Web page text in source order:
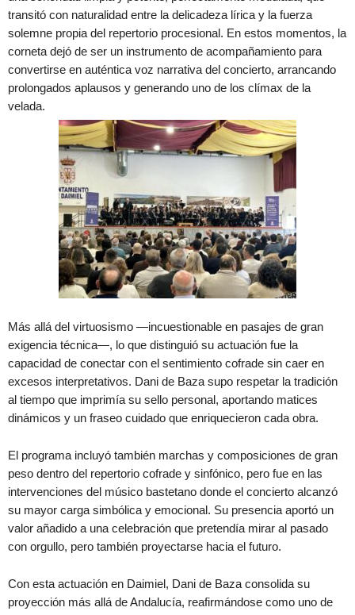
transitó con naturalidad entre la delicadeza lírica y la fuerza
solemne propia del repertorio procesional. En estos momentos, la
corneta dejó de ser un instrumento de acompañamiento para
convertirse en auténtica voz narrativa del concierto, arrancando
prolongados aplausos y generando uno de los clímax de la
velada.
Más allá del virtuosismo —incuestionable en pasajes de gran
exigencia técnica—, lo que distinguió su actuación fue la
capacidad de conectar con el sentimiento cofrade sin caer en
excesos interpretativos. Dani de Baza supo respetar la tradición
al tiempo que imprimía su sello personal, aportando matices
dinámicos y un fraseo cuidado que enriquecieron cada obra.
El programa incluyó también marchas y composiciones de gran
peso dentro del repertorio cofrade y sinfónico, pero fue en las
intervenciones del músico bastetano donde el concierto alcanzó
su mayor carga simbólica y emocional. Su presencia aportó un
valor añadido a una celebración que pretendía mirar al pasado
con orgullo, pero también proyectarse hacia el futuro.
Con esta actuación en Daimiel, Dani de Baza consolida su
proyección más allá de Andalucía, reafirmándose como uno de